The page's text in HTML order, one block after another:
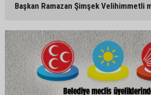
Başkan Ramazan Şimşek Velihimmetli